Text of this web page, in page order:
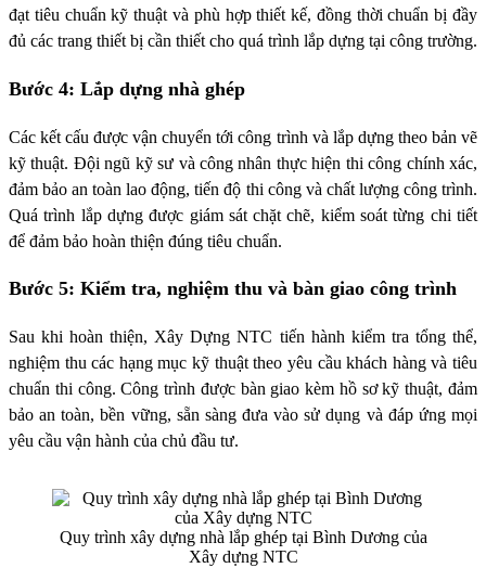
đạt tiêu chuẩn kỹ thuật và phù hợp thiết kế, đồng thời chuẩn bị đầy
đủ các trang thiết bị cần thiết cho quá trình lắp dựng tại công trường.
Bước 4: Lắp dựng nhà ghép
Các kết cấu được vận chuyển tới công trình và lắp dựng theo bản vẽ
kỹ thuật. Đội ngũ kỹ sư và công nhân thực hiện thi công chính xác,
đảm bảo an toàn lao động, tiến độ thi công và chất lượng công trình.
Quá trình lắp dựng được giám sát chặt chẽ, kiểm soát từng chi tiết
để đảm bảo hoàn thiện đúng tiêu chuẩn.
Bước 5: Kiểm tra, nghiệm thu và bàn giao công trình
Sau khi hoàn thiện, Xây Dựng NTC tiến hành kiểm tra tổng thể,
nghiệm thu các hạng mục kỹ thuật theo yêu cầu khách hàng và tiêu
chuẩn thi công. Công trình được bàn giao kèm hồ sơ kỹ thuật, đảm
bảo an toàn, bền vững, sẵn sàng đưa vào sử dụng và đáp ứng mọi
yêu cầu vận hành của chủ đầu tư.
Quy trình xây dựng nhà lắp ghép tại Bình Dương của
Xây dựng NTC